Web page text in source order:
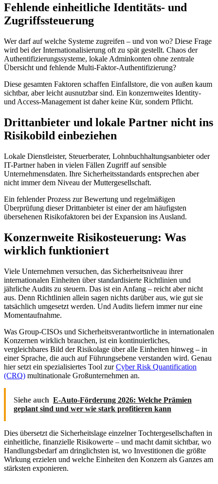
Fehlende einheitliche Identitäts- und
Zugriffssteuerung
Wer darf auf welche Systeme zugreifen – und von wo? Diese Frage
wird bei der Internationalisierung oft zu spät gestellt. Chaos der
Authentifizierungssysteme, lokale Adminkonten ohne zentrale
Übersicht und fehlende Multi-Faktor-Authentifizierung?
Diese gesamten Faktoren schaffen Einfallstore, die von außen kaum
sichtbar, aber leicht ausnutzbar sind. Ein konzernweites Identity-
und Access-Management ist daher keine Kür, sondern Pflicht.
Drittanbieter und lokale Partner nicht ins
Risikobild einbeziehen
Lokale Dienstleister, Steuerberater, Lohnbuchhaltungsanbieter oder
IT-Partner haben in vielen Fällen Zugriff auf sensible
Unternehmensdaten. Ihre Sicherheitsstandards entsprechen aber
nicht immer dem Niveau der Muttergesellschaft.
Ein fehlender Prozess zur Bewertung und regelmäßigen
Überprüfung dieser Drittanbieter ist einer der am häufigsten
übersehenen Risikofaktoren bei der Expansion ins Ausland.
Konzernweite Risikosteuerung: Was
wirklich funktioniert
Viele Unternehmen versuchen, das Sicherheitsniveau ihrer
internationalen Einheiten über standardisierte Richtlinien und
jährliche Audits zu steuern. Das ist ein Anfang – reicht aber nicht
aus. Denn Richtlinien allein sagen nichts darüber aus, wie gut sie
tatsächlich umgesetzt werden. Und Audits liefern immer nur eine
Momentaufnahme.
Was Group-CISOs und Sicherheitsverantwortliche in internationalen
Konzernen wirklich brauchen, ist ein kontinuierliches,
vergleichbares Bild der Risikolage über alle Einheiten hinweg – in
einer Sprache, die auch auf Führungsebene verstanden wird. Genau
hier setzt ein spezialisiertes Tool zurCyber Risk Quantification
(CRQ) multinationale Großunternehmen an.
Siehe auch E-Auto-Förderung 2026: Welche Prämien
geplant sind und wer wie stark profitieren kann
Dies übersetzt die Sicherheitslage einzelner Tochtergesellschaften in
einheitliche, finanzielle Risikowerte – und macht damit sichtbar, wo
Handlungsbedarf am dringlichsten ist, wo Investitionen die größte
Wirkung erzielen und welche Einheiten den Konzern als Ganzes am
stärksten exponieren.